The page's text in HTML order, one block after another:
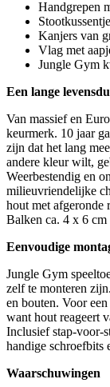
Handgrepen
Stootkussentje
Kanjers van
Vlag met
Jungle Gym
Een lange
Van massief en
keurmerk. 10 jaar
zijn dat het lang
andere kleur wilt,
Weerbestendig en
milieuvriendelijke
hout met afgeronde
Balken ca. 4 x 6
Eenvoudige
Jungle Gym
zelf te monteren
en bouten. Voor
want hout reageert
Inclusief stap-voor-
handige schroefbits
Waarschuwingen